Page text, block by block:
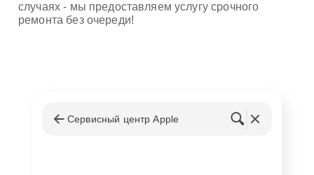
случаях - мы предоставляем услугу срочного
ремонта без очереди!
Сервисный центр Apple